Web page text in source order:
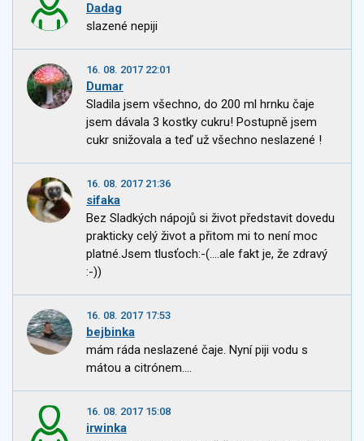
Dadag
slazené nepiji
16. 08. 2017 22:01
Dumar
Sladila jsem všechno, do 200 ml hrnku čaje
jsem dávala 3 kostky cukru! Postupně jsem
cukr snižovala a teď už všechno neslazené !
16. 08. 2017 21:36
sifaka
Bez Sladkých nápojů si život představit dovedu
prakticky celý život a přitom mi to není moc
platné.Jsem tlusťoch:-(....ale fakt je, že zdravý
:-))
16. 08. 2017 17:53
bejbinka
mám ráda neslazené čaje. Nyní piji vodu s
mátou a citrónem....
16. 08. 2017 15:08
irwinka